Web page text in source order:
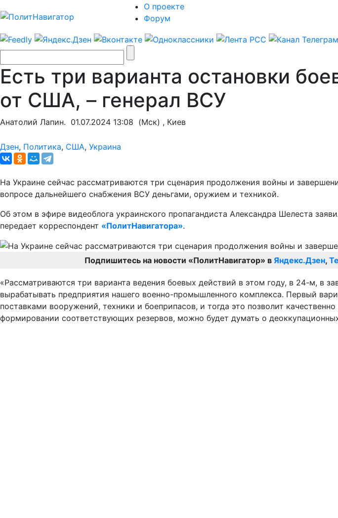
О проекте
Форум
Есть три варианта остановки
от США, – генерал ВСУ
Анатолий Лапин. 01.07.2024 13:08 (Мск) , Киев
Дзен, Политика, США, Украина
На Украине сейчас рассматриваются три сценария продолжения войны и
вопросе дальнейшего снабжения ВСУ деньгами, оружием и техникой.
Об этом в эфире видеоблога украинского пропагандиста Александра Шелеста
передает корреспондент «ПолитНавигатора».
Подпишитесь на новости «ПолитНавигатор» в Яндекс.Дзен,
«Рассматриваются три варианта ведения боевых действий в этом году, в 24-м, в
вырабатывать предприятия нашего военно-промышленного комплекса. Первый
поставками вооружений, техники и боеприпасов, и тогда это позволит
формировании соответствующих резервов, можно будет думать о